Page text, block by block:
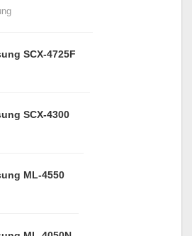
SCX-4725F
SCX-4300
ML-4550